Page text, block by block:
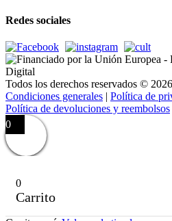
Redes sociales
Todos los derechos reservados © 2026
Condiciones generales | Política de
Política de devoluciones y reembolsos
0
0
Carrito